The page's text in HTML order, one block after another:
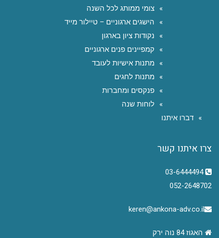
צומי ממותג לכל השנה
הישגים ארגוניים – טיילור מייד
נקודות ציון בארגון
קמפיינים פנים ארגוניים
מתנות אישיות לעובד
מתנות לחגים
פנקסים ומחברות
לוחות שנה
דברו איתנו
צרו איתנו קשר
03-6444494
052-2648702
keren@ankona-adv.co.il
האגוז 84 נוה ירק